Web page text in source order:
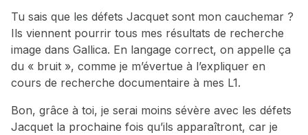
Tu sais que les défets Jacquet sont mon cauchemar ?
Ils viennent pourrir tous mes résultats de recherche
image dans Gallica. En langage correct, on appelle ça
du « bruit », comme je m’évertue à l’expliquer en
cours de recherche documentaire à mes L1.
Bon, grâce à toi, je serai moins sévère avec les défets
Jacquet la prochaine fois qu’ils apparaîtront, car je